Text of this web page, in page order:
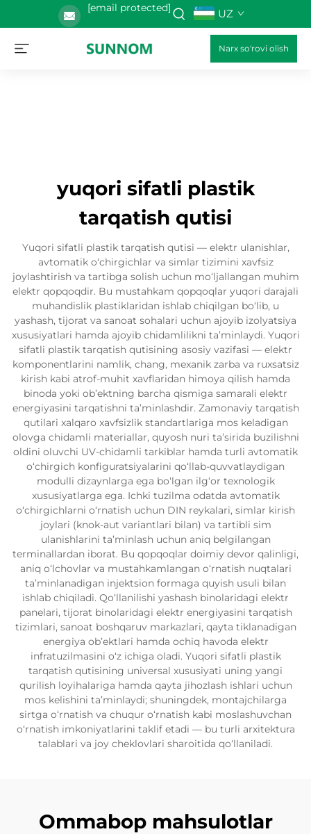
[email protected] UZ
Narx so'rovi olish
yuqori sifatli plastik
tarqatish qutisi
Yuqori sifatli plastik tarqatish qutisi — elektr ulanishlar,
avtomatik o‘chirgichlar va simlar tizimini xavfsiz
joylashtirish va tartibga solish uchun mo‘ljallangan muhim
elektr qopqoqdir. Bu mustahkam qopqoqlar yuqori darajali
muhandislik plastiklaridan ishlab chiqilgan bo‘lib, u
yashash, tijorat va sanoat sohalari uchun ajoyib izolyatsiya
xususiyatlari hamda ajoyib chidamlilikni ta’minlaydi. Yuqori
sifatli plastik tarqatish qutisining asosiy vazifasi — elektr
komponentlarini namlik, chang, mexanik zarba va ruxsatsiz
kirish kabi atrof-muhit xavflaridan himoya qilish hamda
binoda yoki ob’ektning barcha qismiga samarali elektr
energiyasini tarqatishni ta’minlashdir. Zamonaviy tarqatish
qutilari xalqaro xavfsizlik standartlariga mos keladigan
olovga chidamli materiallar, quyosh nuri ta’sirida buzilishni
oldini oluvchi UV-chidamli tarkiblar hamda turli avtomatik
o‘chirgich konfiguratsiyalarini qo‘llab-quvvatlaydigan
modulli dizaynlarga ega bo‘lgan ilg‘or texnologik
xususiyatlarga ega. Ichki tuzilma odatda avtomatik
o‘chirgichlarni o‘rnatish uchun DIN reykalari, simlar kirish
joylari (knok-aut variantlari bilan) va tartibli sim
ulanishlarini ta’minlash uchun aniq belgilangan
terminallardan iborat. Bu qopqoqlar doimiy devor qalinligi,
aniq o‘lchovlar va mustahkamlangan o‘rnatish nuqtalari
ta’minlanadigan injektsion formaga quyish usuli bilan
ishlab chiqiladi. Qo‘llanilishi yashash binolaridagi elektr
panelari, tijorat binolaridagi elektr energiyasini tarqatish
tizimlari, sanoat boshqaruv markazlari, qayta tiklanadigan
energiya ob’ektlari hamda ochiq havoda elektr
infratuzilmasini o‘z ichiga oladi. Yuqori sifatli plastik
tarqatish qutisining universal xususiyati uning yangi
qurilish loyihalariga hamda qayta jihozlash ishlari uchun
mos kelishini ta’minlaydi; shuningdek, montajchilarga
sirtga o‘rnatish va chuqur o‘rnatish kabi moslashuvchan
o‘rnatish imkoniyatlarini taklif etadi — bu turli arxitektura
talablari va joy cheklovlari sharoitida qo‘llaniladi.
Ommabop mahsulotlar